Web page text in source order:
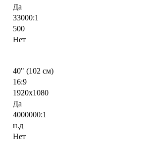
Да
33000:1
500
Нет
40" (102 см)
16:9
1920x1080
Да
4000000:1
н.д
Нет